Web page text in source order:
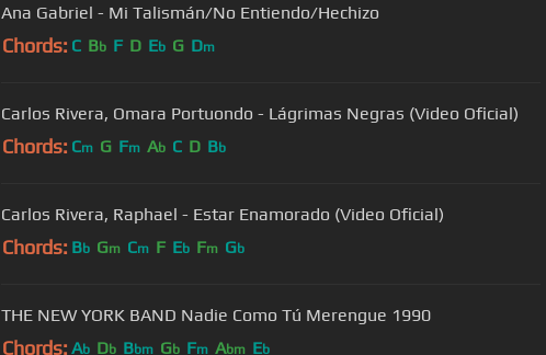
Ana Gabriel - Mi Talismán/No Entiendo/Hechizo
Chords: C Bb F D Eb G Dm
Carlos Rivera, Omara Portuondo - Lágrimas Negras (Video Oficial)
Chords: Cm G Fm Ab C D Bb
Carlos Rivera, Raphael - Estar Enamorado (Video Oficial)
Chords: Bb Gm Cm F Eb Fm Gb
THE NEW YORK BAND Nadie Como Tú Merengue 1990
Chords: Ab Db Bbm Gb Fm Abm Eb